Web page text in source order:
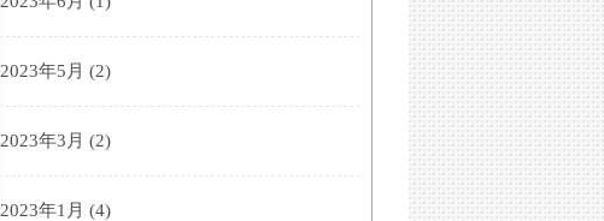
2023年5月 (2)
2023年3月 (2)
2023年1月 (4)